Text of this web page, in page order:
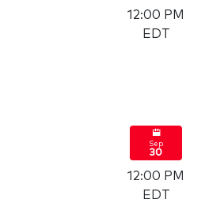
12:00 PM
EDT
Sep
30
12:00 PM
EDT